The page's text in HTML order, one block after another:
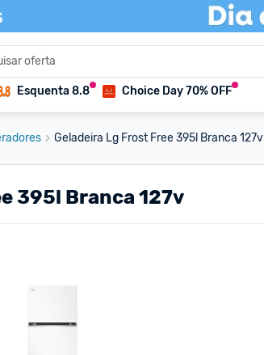
Esquenta 8.8 Choice Day 70% OFF
Geladeira Lg Frost Free 395l Branca 127v
395l Branca 127v